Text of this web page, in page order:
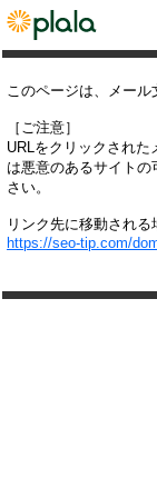
このページは、メール
［ご注意］
URLをクリックされ
は悪意のあるサイト
さい。
リンク先に移動される
https://seo-tip.com/